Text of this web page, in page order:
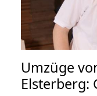
Umzüge
Elsterberg: